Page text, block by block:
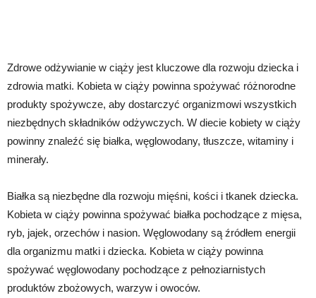
Zdrowe odżywianie w ciąży jest kluczowe dla rozwoju dziecka i
zdrowia matki. Kobieta w ciąży powinna spożywać różnorodne
produkty spożywcze, aby dostarczyć organizmowi wszystkich
niezbędnych składników odżywczych. W diecie kobiety w ciąży
powinny znaleźć się białka, węglowodany, tłuszcze, witaminy i
minerały.
Białka są niezbędne dla rozwoju mięśni, kości i tkanek dziecka.
Kobieta w ciąży powinna spożywać białka pochodzące z mięsa,
ryb, jajek, orzechów i nasion. Węglowodany są źródłem energii
dla organizmu matki i dziecka. Kobieta w ciąży powinna
spożywać węglowodany pochodzące z pełnoziarnistych
produktów zbożowych, warzyw i owoców.